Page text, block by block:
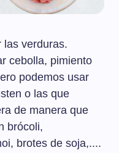
las verduras.
cebolla, pimiento
podemos usar
o las que
de manera que
brócoli,
brotes de soja,....